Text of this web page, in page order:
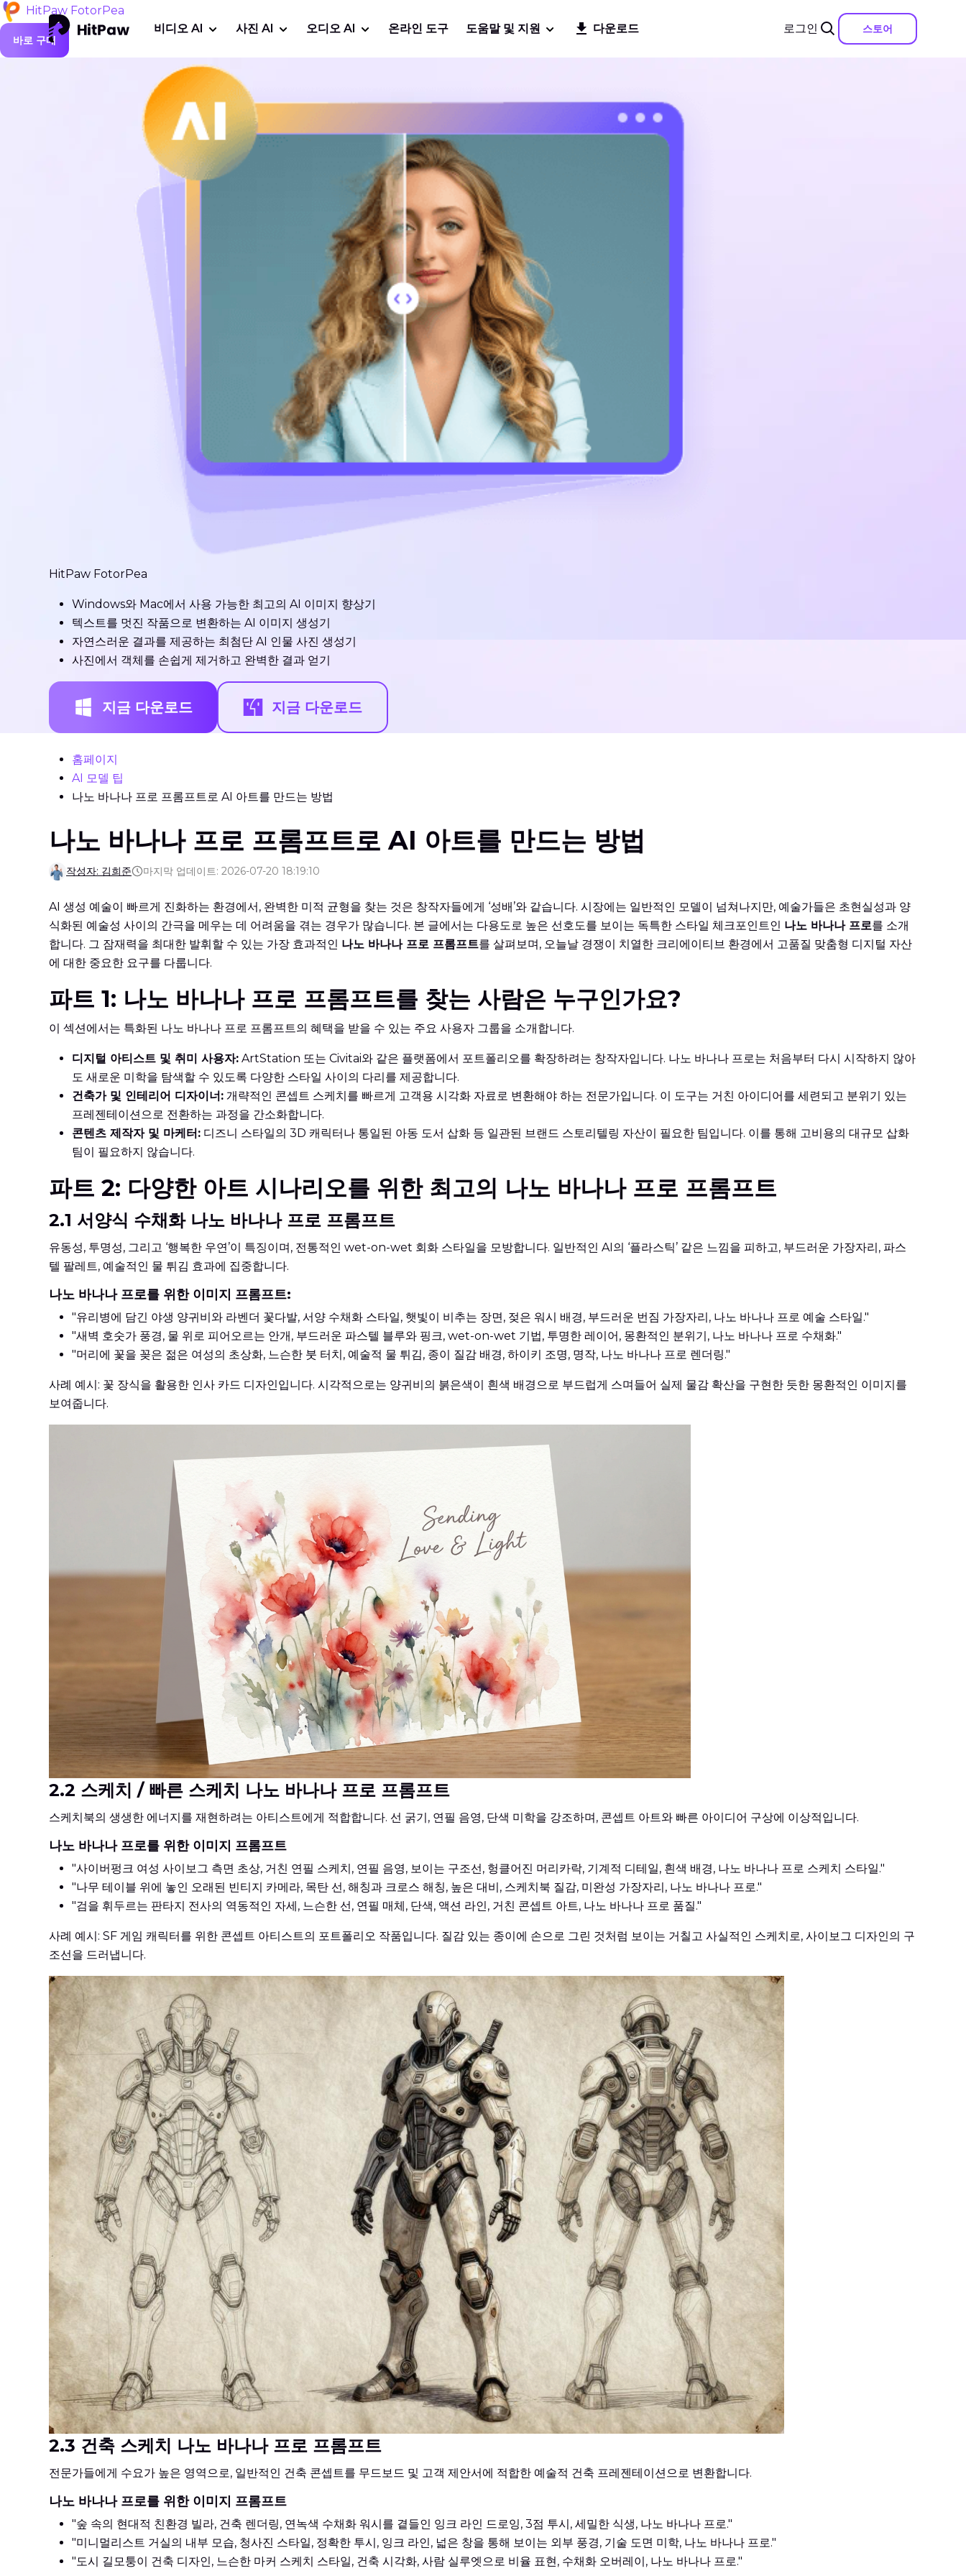
로그인 스토어
비디오 AI 사진 AI 오디오 AI 온라인 도구 도움말 및 지원 다운로드
HitPaw FotorPea
바로 구매
HitPaw FotorPea
Windows와 Mac에서 사용 가능한 최고의 AI 이미지 향상기
텍스트를 멋진 작품으로 변환하는 AI 이미지 생성기
자연스러운 결과를 제공하는 최첨단 AI 인물 사진 생성기
사진에서 객체를 손쉽게 제거하고 완벽한 결과 얻기
지금 다운로드 지금 다운로드
홈페이지
AI 모델 팁
나노 바나나 프로 프롬프트로 AI 아트를 만드는 방법
나노 바나나 프로 프롬프트로 AI 아트를 만드는 방법
작성자: 김희준 마지막 업데이트: 2026-07-20 18:19:10
AI 생성 예술이 빠르게 진화하는 환경에서, 완벽한 미적 균형을 찾는 것은 창작자들에게 ‘성배’와 같습니다. 시장에는 일반적인 모델이 넘쳐나지만, 예술가들은 초현실성과 양
식화된 예술성 사이의 간극을 메우는 데 어려움을 겪는 경우가 많습니다. 본 글에서는 다용도로 높은 선호도를 보이는 독특한 스타일 체크포인트인 나노 바나나 프로를 소개
합니다. 그 잠재력을 최대한 발휘할 수 있는 가장 효과적인 나노 바나나 프로 프롬프트를 살펴보며, 오늘날 경쟁이 치열한 크리에이티브 환경에서 고품질 맞춤형 디지털 자산
에 대한 중요한 요구를 다룹니다.
파트 1: 나노 바나나 프로 프롬프트를 찾는 사람은 누구인가요?
이 섹션에서는 특화된 나노 바나나 프로 프롬프트의 혜택을 받을 수 있는 주요 사용자 그룹을 소개합니다.
디지털 아티스트 및 취미 사용자: ArtStation 또는 Civitai와 같은 플랫폼에서 포트폴리오를 확장하려는 창작자입니다. 나노 바나나 프로는 처음부터 다시 시작하지 않아
도 새로운 미학을 탐색할 수 있도록 다양한 스타일 사이의 다리를 제공합니다.
건축가 및 인테리어 디자이너: 개략적인 콘셉트 스케치를 빠르게 고객용 시각화 자료로 변환해야 하는 전문가입니다. 이 도구는 거친 아이디어를 세련되고 분위기 있는
프레젠테이션으로 전환하는 과정을 간소화합니다.
콘텐츠 제작자 및 마케터: 디즈니 스타일의 3D 캐릭터나 통일된 아동 도서 삽화 등 일관된 브랜드 스토리텔링 자산이 필요한 팀입니다. 이를 통해 고비용의 대규모 삽화
팀이 필요하지 않습니다.
파트 2: 다양한 아트 시나리오를 위한 최고의 나노 바나나 프로 프롬프트
2.1 서양식 수채화 나노 바나나 프로 프롬프트
유동성, 투명성, 그리고 ‘행복한 우연’이 특징이며, 전통적인 wet-on-wet 회화 스타일을 모방합니다. 일반적인 AI의 ‘플라스틱’ 같은 느낌을 피하고, 부드러운 가장자리, 파스
텔 팔레트, 예술적인 물 튀김 효과에 집중합니다.
나노 바나나 프로를 위한 이미지 프롬프트:
"유리병에 담긴 야생 양귀비와 라벤더 꽃다발, 서양 수채화 스타일, 햇빛이 비추는 장면, 젖은 워시 배경, 부드러운 번짐 가장자리, 나노 바나나 프로 예술 스타일."
"새벽 호숫가 풍경, 물 위로 피어오르는 안개, 부드러운 파스텔 블루와 핑크, wet-on-wet 기법, 투명한 레이어, 몽환적인 분위기, 나노 바나나 프로 수채화."
"머리에 꽃을 꽂은 젊은 여성의 초상화, 느슨한 붓 터치, 예술적 물 튀김, 종이 질감 배경, 하이키 조명, 명작, 나노 바나나 프로 렌더링."
사례 예시: 꽃 장식을 활용한 인사 카드 디자인입니다. 시각적으로는 양귀비의 붉은색이 흰색 배경으로 부드럽게 스며들어 실제 물감 확산을 구현한 듯한 몽환적인 이미지를
보여줍니다.
2.2 스케치 / 빠른 스케치 나노 바나나 프로 프롬프트
스케치북의 생생한 에너지를 재현하려는 아티스트에게 적합합니다. 선 굵기, 연필 음영, 단색 미학을 강조하며, 콘셉트 아트와 빠른 아이디어 구상에 이상적입니다.
나노 바나나 프로를 위한 이미지 프롬프트
"사이버펑크 여성 사이보그 측면 초상, 거친 연필 스케치, 연필 음영, 보이는 구조선, 헝클어진 머리카락, 기계적 디테일, 흰색 배경, 나노 바나나 프로 스케치 스타일."
"나무 테이블 위에 놓인 오래된 빈티지 카메라, 목탄 선, 해칭과 크로스 해칭, 높은 대비, 스케치북 질감, 미완성 가장자리, 나노 바나나 프로."
"검을 휘두르는 판타지 전사의 역동적인 자세, 느슨한 선, 연필 매체, 단색, 액션 라인, 거친 콘셉트 아트, 나노 바나나 프로 품질."
사례 예시: SF 게임 캐릭터를 위한 콘셉트 아티스트의 포트폴리오 작품입니다. 질감 있는 종이에 손으로 그린 것처럼 보이는 거칠고 사실적인 스케치로, 사이보그 디자인의 구
조선을 드러냅니다.
2.3 건축 스케치 나노 바나나 프로 프롬프트
전문가들에게 수요가 높은 영역으로, 일반적인 건축 콘셉트를 무드보드 및 고객 제안서에 적합한 예술적 건축 프레젠테이션으로 변환합니다.
나노 바나나 프로를 위한 이미지 프롬프트
"숲 속의 현대적 친환경 빌라, 건축 렌더링, 연녹색 수채화 워시를 곁들인 잉크 라인 드로잉, 3점 투시, 세밀한 식생, 나노 바나나 프로."
"미니멀리스트 거실의 내부 모습, 청사진 스타일, 정확한 투시, 잉크 라인, 넓은 창을 통해 보이는 외부 풍경, 기술 도면 미학, 나노 바나나 프로."
"도시 길모퉁이 건축 디자인, 느슨한 마커 스케치 스타일, 건축 시각화, 사람 실루엣으로 비율 표현, 수채화 오버레이, 나노 바나나 프로."